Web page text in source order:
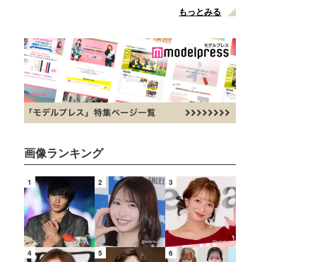
もっとみる
画像ランキング
1 2 3
4 5 6